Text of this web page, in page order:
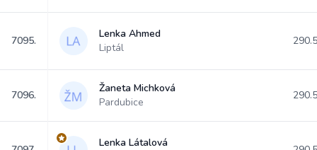
7095.
Lenka Ahmed
Liptál
7096.
Žaneta Michková
Pardubice
Lenka Látalová